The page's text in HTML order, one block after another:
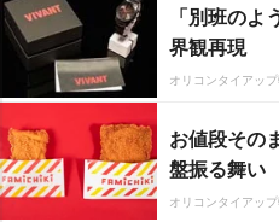
「別班の
界観再現
オリコンタイアッ
お値段その
盤振る舞い
オリコンタイアッ